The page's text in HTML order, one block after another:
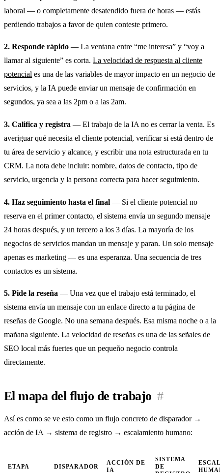
laboral — o completamente desatendido fuera de horas — estás
perdiendo trabajos a favor de quien conteste primero.
2. Responde rápido — La ventana entre “me interesa” y “voy a
llamar al siguiente” es corta. La velocidad de respuesta al cliente
potencial es una de las variables de mayor impacto en un negocio de
servicios, y la IA puede enviar un mensaje de confirmación en
segundos, ya sea a las 2pm o a las 2am.
3. Califica y registra — El trabajo de la IA no es cerrar la venta. Es
averiguar qué necesita el cliente potencial, verificar si está dentro de
tu área de servicio y alcance, y escribir una nota estructurada en tu
CRM. La nota debe incluir: nombre, datos de contacto, tipo de
servicio, urgencia y la persona correcta para hacer seguimiento.
4. Haz seguimiento hasta el final — Si el cliente potencial no
reserva en el primer contacto, el sistema envía un segundo mensaje
24 horas después, y un tercero a los 3 días. La mayoría de los
negocios de servicios mandan un mensaje y paran. Un solo mensaje
apenas es marketing — es una esperanza. Una secuencia de tres
contactos es un sistema.
5. Pide la reseña — Una vez que el trabajo está terminado, el
sistema envía un mensaje con un enlace directo a tu página de
reseñas de Google. No una semana después. Esa misma noche o a la
mañana siguiente. La velocidad de reseñas es una de las señales de
SEO local más fuertes que un pequeño negocio controla
directamente.
El mapa del flujo de trabajo #
Así es como se ve esto como un flujo concreto de disparador →
acción de IA → sistema de registro → escalamiento humano:
ETAPA DISPARADOR
ACCIÓN DE
IA
SISTEMA
DE